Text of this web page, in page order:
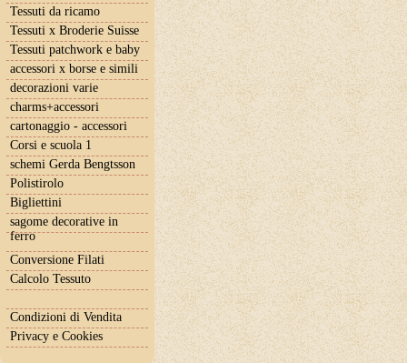
Tessuti da ricamo
Tessuti x Broderie Suisse
Tessuti patchwork e baby
accessori x borse e simili
decorazioni varie
charms+accessori
cartonaggio - accessori
Corsi e scuola 1
schemi Gerda Bengtsson
Polistirolo
Bigliettini
sagome decorative in
ferro
Conversione Filati
Calcolo Tessuto
Condizioni di Vendita
Privacy e Cookies